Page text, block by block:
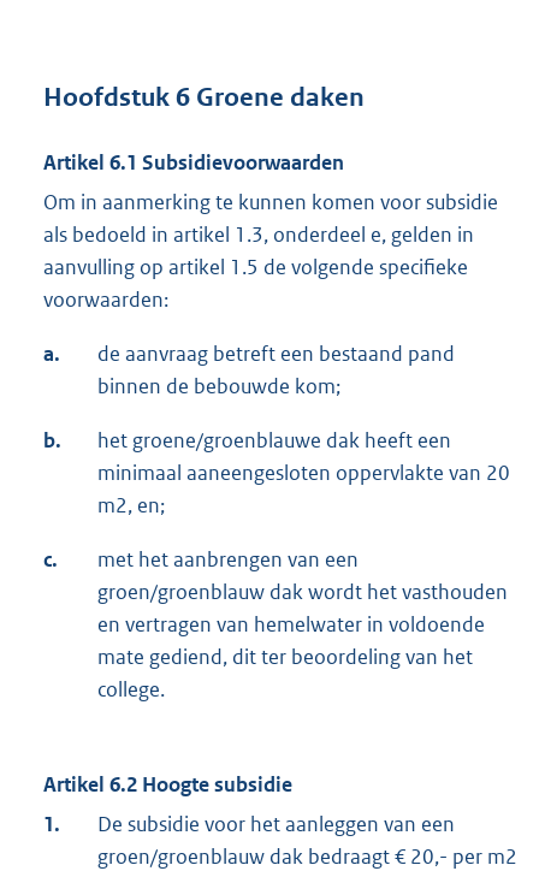
Hoofdstuk 6 Groene daken
Artikel 6.1 Subsidievoorwaarden
Om in aanmerking te kunnen komen voor subsidie
als bedoeld in artikel 1.3, onderdeel e, gelden in
aanvulling op artikel 1.5 de volgende specifieke
voorwaarden:
a.
de aanvraag betreft een bestaand pand
binnen de bebouwde kom;
b.
het groene/groenblauwe dak heeft een
minimaal aaneengesloten oppervlakte van 20
m2, en;
c.
met het aanbrengen van een
groen/groenblauw dak wordt het vasthouden
en vertragen van hemelwater in voldoende
mate gediend, dit ter beoordeling van het
college.
Artikel 6.2 Hoogte subsidie
1.
De subsidie voor het aanleggen van een
groen/groenblauw dak bedraagt € 20,- per m2